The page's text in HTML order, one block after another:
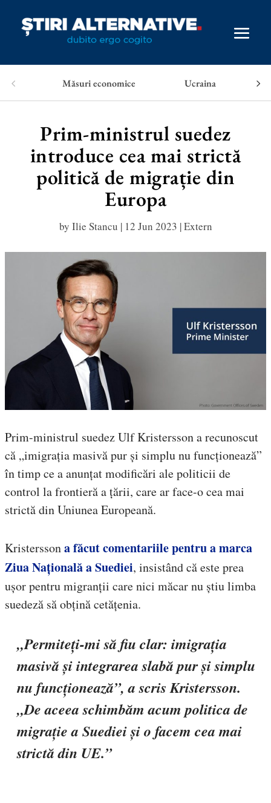
Măsuri economice Ucraina
Prim-ministrul suedez
introduce cea mai strictă
politică de migrație din
Europa
by Ilie Stancu | 12 Jun 2023 |Extern
Prim-ministrul suedez Ulf Kristersson a recunoscut
că „imigrația masivă pur și simplu nu funcționează”
în timp ce a anunțat modificări ale politicii de
control la frontieră a țării, care ar face-o cea mai
strictă din Uniunea Europeană.
Kristerssona făcut comentariile pentru a marca
Ziua Națională a Suediei, insistând că este prea
ușor pentru migranții care nici măcar nu știu limba
suedeză să obțină cetățenia.
„Permiteți-mi să fiu clar: imigrația
masivă și integrarea slabă pur și simplu
nu funcționează”, a scris Kristersson.
„De aceea schimbăm acum politica de
migrație a Suediei și o facem cea mai
strictă din UE.”